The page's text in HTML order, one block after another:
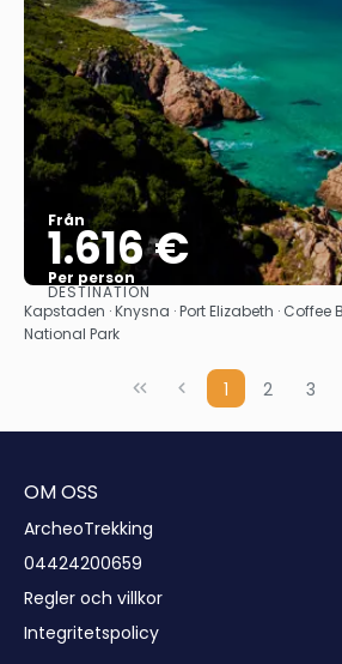
Från
1.616 €
Per person
Se
DESTINATION
Kapstaden · Knysna · Port Elizabeth · Coffee
National Park
1 2 3
OM OSS
ArcheoTrekking
04424200659
Regler och villkor
Integritetspolicy